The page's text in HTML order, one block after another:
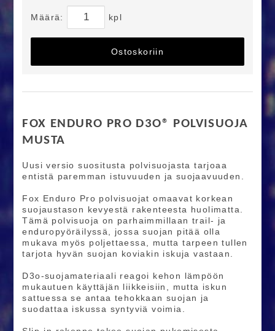
Määrä: kpl
Ostoskoriin
FOX ENDURO PRO D3O® POLVISUOJA
MUSTA
Uusi versio suositusta polvisuojasta tarjoaa
entistä paremman istuvuuden ja suojaavuuden.
Fox Enduro Pro polvisuojat omaavat korkean
suojaustason kevyestä rakenteesta huolimatta.
Tämä polvisuoja on parhaimmillaan trail- ja
enduropyöräilyssä, jossa suojan pitää olla
mukava myös poljettaessa, mutta tarpeen tullen
tarjota hyvän suojan koviakin iskuja vastaan.
D3o-suojamateriaali reagoi kehon lämpöön
mukautuen käyttäjän liikkeisiin, mutta iskun
sattuessa se antaa tehokkaan suojan ja
suodattaa iskussa syntyviä voimia.